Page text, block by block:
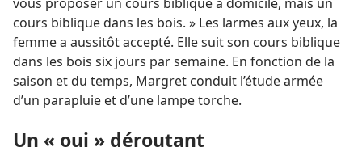
cours biblique dans les bois. » Les larmes aux yeux, la
femme a aussitôt accepté. Elle suit son cours biblique
dans les bois six jours par semaine. En fonction de la
saison et du temps, Margret conduit l’étude armée
d’un parapluie et d’une lampe torche.
Un « oui » déroutant